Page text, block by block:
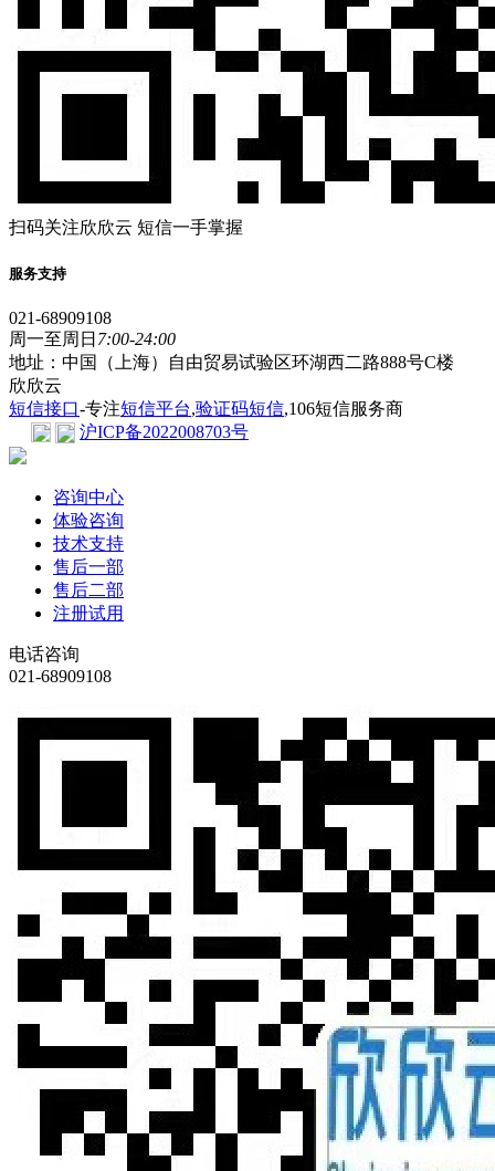
扫码关注欣欣云 短信一手掌握
服务支持
021-68909108
周一至周日 7:00-24:00
地址：中国（上海）自由贸易试验区环湖西二路888号C楼
欣欣云
短信接口-专注短信平台,验证码短信,106短信服务商
沪ICP备2022008703号
咨询中心
体验咨询
技术支持
售后一部
售后二部
注册试用
电话咨询
021-68909108